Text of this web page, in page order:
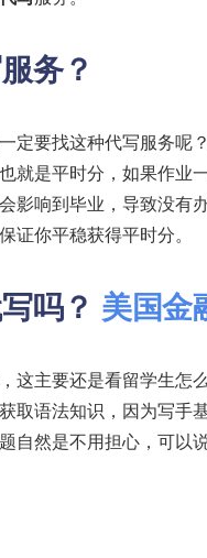
服务？
定要找这种代写服务呢
就是平时分，如果作业
影响到毕业，导致没有
证你平稳获得平时分。
吗？ 美国金
这主要还是看留学生怎
取语法知识，因为写手
自然是不用担心，可以